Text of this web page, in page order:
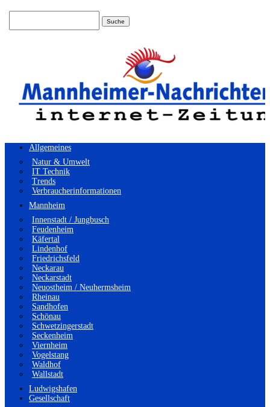
Allgemeines
Natur & Umwelt
IT Technik
Trends
Verbraucherinformationen
Mannheim
Innenstadt / Jungbusch
Feudenheim
Käfertal
Lindenhof
Friedrichsfeld
Neckarau
Neckarstadt
Neuostheim / Neuhermsheim
Rheinau
Sandhofen
Schönau
Schwetzingerstadt
Seckenheim
Viernheim
Vogelstang
Waldhof
Wallstadt
Ludwigshafen
Gesellschaft